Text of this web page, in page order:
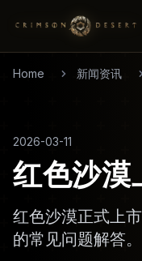
Home 新闻资讯
2026-03-11
红色沙
红色沙漠正式上
的常见问题解答。